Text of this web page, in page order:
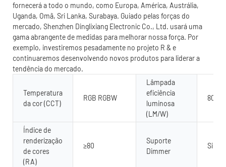
fornecerá a todo o mundo, como Europa, América, Austrália,
Uganda, Omã, Sri Lanka, Surabaya. Guiado pelas forças do
mercado, Shenzhen Dinglixiang Electronic Co., Ltd. usará uma
gama abrangente de medidas para melhorar nossa força. Por
exemplo, investiremos pesadamente no projeto R & e
continuaremos desenvolvendo novos produtos para liderar a
tendência do mercado.
Temperatura
da cor (CCT)
RGB RGBW
Lâmpada
eficiência
luminosa
(LM/W)
80
Índice de
renderização
de cores
(RA)
≥80
Suporte
Dimmer
Sim